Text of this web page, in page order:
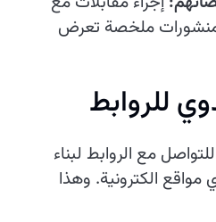
منشورات ملخصة تعرض
مع الروابط لبناء
الكترونية. وهذا